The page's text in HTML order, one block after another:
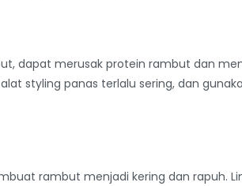
dapat merusak protein rambut dan
styling panas terlalu sering, dan
rambut menjadi kering dan rapuh.